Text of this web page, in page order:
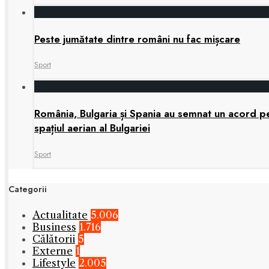
Peste jumătate dintre români nu fac mișcare
Sport
România, Bulgaria și Spania au semnat un
spațiul aerian al Bulgariei
Sport
Categorii
Actualitate 5.006
Business 1.716
Călătorii 5
Externe 1
Lifestyle 2.005